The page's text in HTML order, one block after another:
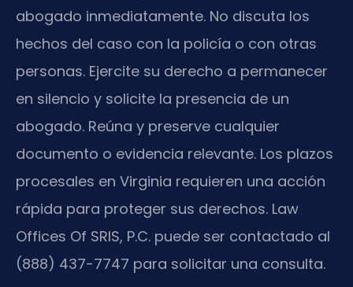
abogado inmediatamente. No discuta los
hechos del caso con la policía o con otras
personas. Ejercite su derecho a permanecer
en silencio y solicite la presencia de un
abogado. Reúna y preserve cualquier
documento o evidencia relevante. Los plazos
procesales en Virginia requieren una acción
rápida para proteger sus derechos. Law
Offices Of SRIS, P.C. puede ser contactado al
(888) 437-7747 para solicitar una consulta.